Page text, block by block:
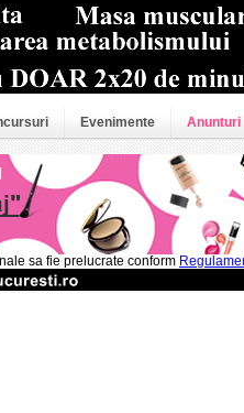
Evenimente Anunturi
sa fie prelucrate conform